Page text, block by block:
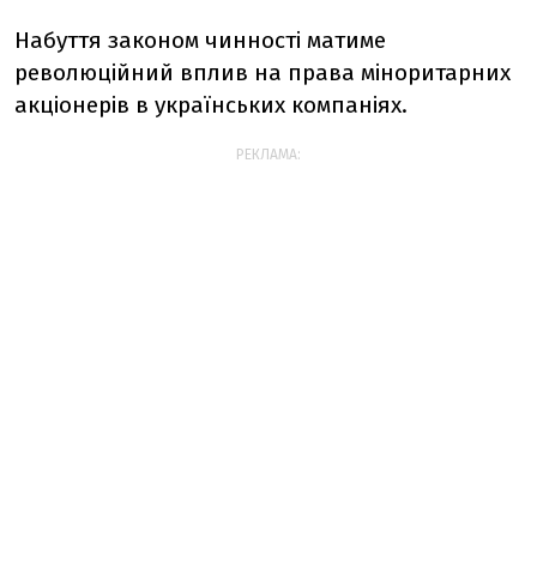
Набуття законом чинності матиме
революційний вплив на права міноритарних
акціонерів в українських компаніях.
РЕКЛАМА: